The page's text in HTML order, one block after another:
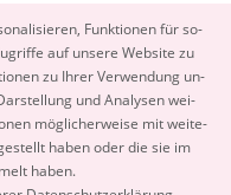
Funk­tio­nen für so­
auf un­se­re Web­site zu
zu Ihrer Ver­wen­dung un­
und Ana­ly­sen wei­
mög­li­cher­wei­se mit wei­te­
haben oder die sie im
haben.